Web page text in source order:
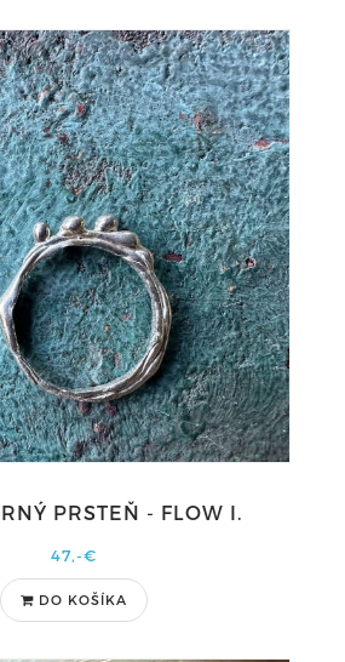
PRSTEŇ - FLOW I.
47,-€
DO KOŠÍKA